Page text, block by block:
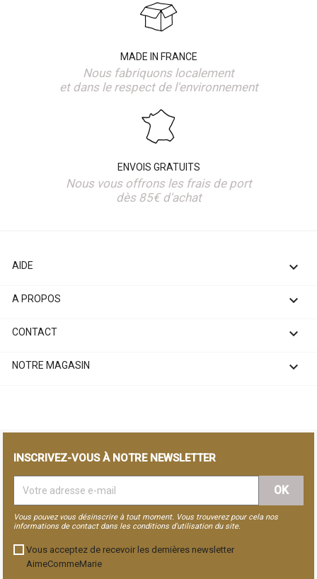
MADE IN FRANCE
Nous fabriquons localement
et dans le respect de l'environnement
ENVOIS GRATUITS
Nous vous offrons les frais de port
dès 85€ d'achat
AIDE 
A PROPOS 
CONTACT 
NOTRE MAGASIN 
INSCRIVEZ-VOUS À NOTRE NEWSLETTER
Vous pouvez vous désinscrire à tout moment. Vous trouverez pour cela nos
informations de contact dans les conditions d'utilisation du site.
Vous acceptez de recevoir les dernières newsletter
AimeCommeMarie